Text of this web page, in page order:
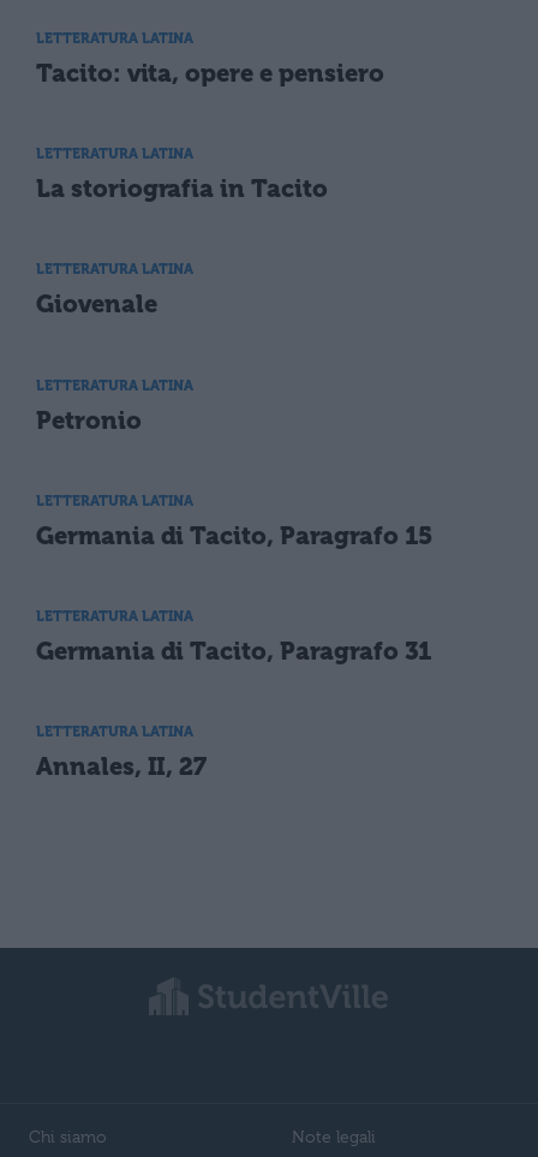
LETTERATURA LATINA
Tacito: vita, opere e pensiero
LETTERATURA LATINA
La storiografia in Tacito
LETTERATURA LATINA
Giovenale
LETTERATURA LATINA
Petronio
LETTERATURA LATINA
Germania di Tacito, Paragrafo 15
LETTERATURA LATINA
Germania di Tacito, Paragrafo 31
LETTERATURA LATINA
Annales, II, 27
Chi siamo Note legali